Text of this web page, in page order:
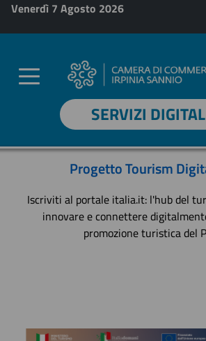
Salta al contenuto principale
Venerdì 7 Agosto 2026
SERVIZI
Progetto Tourism
Iscriviti al portale italia.it: l'hub del
innovare e connettere
promozione turistica del